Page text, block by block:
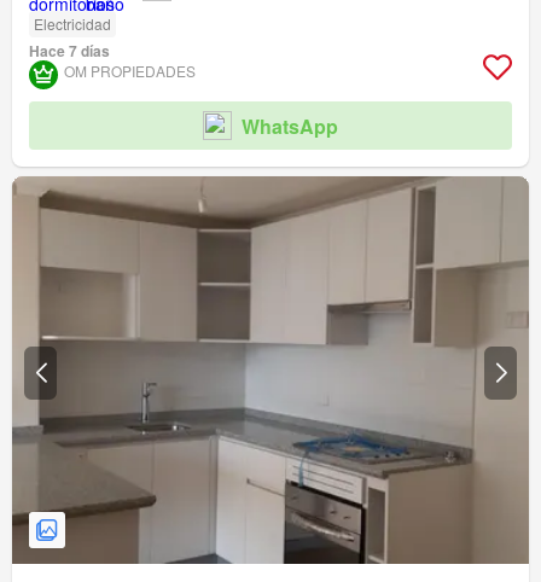
Electricidad
Hace 7 días
OM PROPIEDADES
WhatsApp